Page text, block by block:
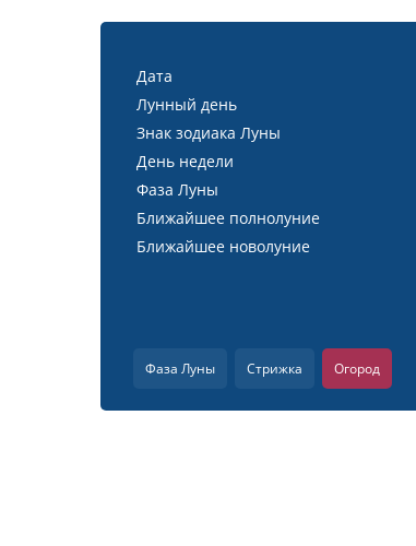
Дата
Лунный день
Знак зодиака Луны
День недели
Фаза Луны
Ближайшее полнолуние
Ближайшее новолуние
Фаза Луны Стрижка Огород